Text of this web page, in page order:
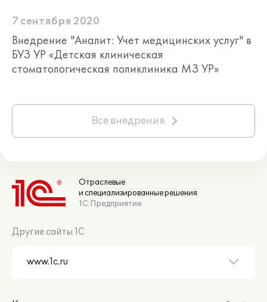
7 сентября 2020
Внедрение "Аналит: Учет медицинских услуг" в
БУЗ УР «Детская клиническая
стоматологическая поликлиника МЗ УР»
Все внедрения
Отраслевые
и специализированные решения
1С:Предприятие
Другие сайты 1С